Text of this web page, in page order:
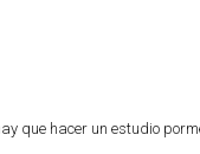
que hacer un estudio